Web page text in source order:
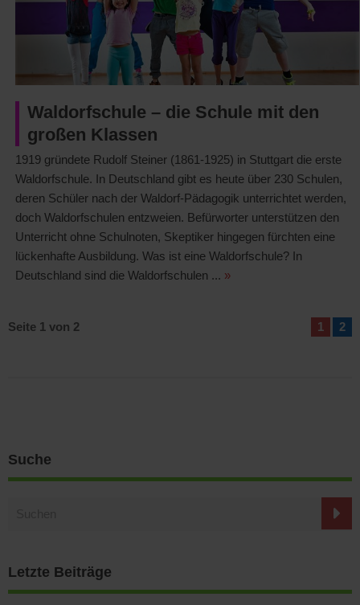
Waldorfschule – die Schule mit den
großen Klassen
1919 gründete Rudolf Steiner (1861-1925) in Stuttgart die erste
Waldorfschule. In Deutschland gibt es heute über 230 Schulen,
deren Schüler nach der Waldorf-Pädagogik unterrichtet werden,
doch Waldorfschulen entzweien. Befürworter unterstützen den
Unterricht ohne Schulnoten, Skeptiker hingegen fürchten eine
lückenhafte Ausbildung. Was ist eine Waldorfschule? In
Deutschland sind die Waldorfschulen ... »
Seite 1 von 2 1 2
Suche
Letzte Beiträge